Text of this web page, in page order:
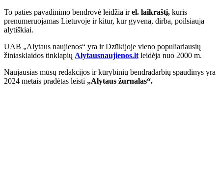
To paties pavadinimo bendrovė leidžia irel. laikraštį, kuris
prenumeruojamas Lietuvoje ir kitur, kur gyvena, dirba, poilsiauja
alytiškiai.
UAB „Alytaus naujienos“ yra ir Dzūkijoje vieno populiariausių
žiniasklaidos tinklapių Alytausnaujienos.lt leidėja nuo 2000 m.
Naujausias mūsų redakcijos ir kūrybinių bendradarbių spaudinys yra
2024 metais pradėtas leisti „Alytaus žurnalas“.